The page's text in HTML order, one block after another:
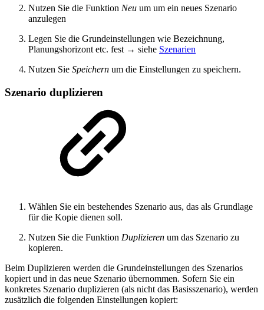
Nutzen Sie die Funktion Neu um um ein neues Szenario
anzulegen
Legen Sie die Grundeinstellungen wie Bezeichnung,
Planungshorizont etc. fest → siehe Szenarien
Nutzen Sie Speichern um die Einstellungen zu speichern.
Szenario duplizieren
Wählen Sie ein bestehendes Szenario aus, das als Grundlage
für die Kopie dienen soll.
Nutzen Sie die Funktion Duplizieren um das Szenario zu
kopieren.
Beim Duplizieren werden die Grundeinstellungen des Szenarios
kopiert und in das neue Szenario übernommen. Sofern Sie ein
konkretes Szenario duplizieren (als nicht das Basisszenario), werden
zusätzlich die folgenden Einstellungen kopiert: